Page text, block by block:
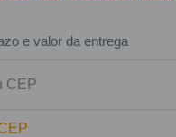
e valor da entrega